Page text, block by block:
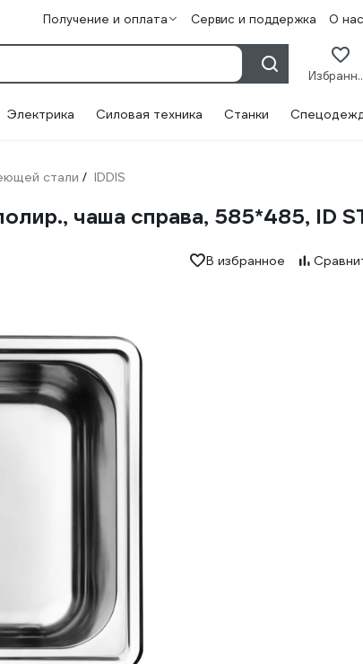
Получение и оплата Сервис и поддержка О нас
Электрика Силовая техника Станки
стали / IDDIS
чаша справа, 585*485, ID
В избранное